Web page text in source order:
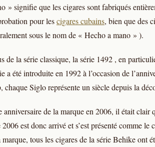
» signifie que les cigares sont fabriqués
pour lescigares cubains, bien que des
sous le nom de « Hecho a mano » ).
de la série classique, la série 1492 , en
a été introduite en 1992 à l’occasion de
Siglo représente un siècle depuis la
anniversaire de la marque en 2006, il était clair
est donc arrivé et s’est présenté comme
tous les cigares de la série Behike ont